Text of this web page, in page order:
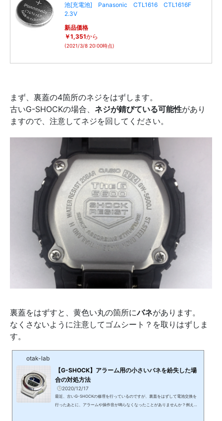
池[充電池] Panasonic CTL1616 CTL1616F
2.3V
新品価格
￥1,351から
(2021/3/8 20:00時点)
まず、裏蓋の4箇所のネジをはずします。
古いG-SHOCKの場合、 ネジが錆びている可能性があり
ますので、注意してネジを回してください。
裏蓋をはずすと、黄色い丸の箇所にバネがあります。
なくさないように注意してゴムシート？を取りはずしま
す。
otak-lab
【G-SHOCK】アラーム用の小さいバネを紛失した場
合の対処方法
2020/12/17
最近、古いG-SHOCKの修理を行っているのですが、裏蓋をはずして電池交換を
行ったあとに、アラームや操作音が鳴らなくなったことがありませんか？例えば